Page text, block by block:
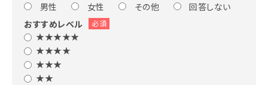
男性
女性 その他
回答しない
おすすめレベル
必須
★★★★★
★★★★
★★★
★★